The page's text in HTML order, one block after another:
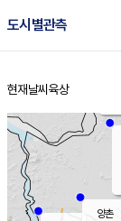
도시별관측
홈
현재날씨 육상
양촌